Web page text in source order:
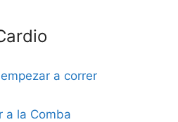
a correr
a la Comba